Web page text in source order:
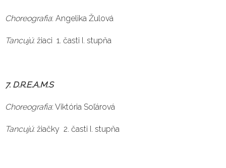
Choreografia: Angelika Žulová
Tancujú: žiaci 1. časti I. stupňa
7. D.R.E.A.M.S
Choreografia: Viktória Soľárová
Tancujú: žiačky 2. časti I. stupňa